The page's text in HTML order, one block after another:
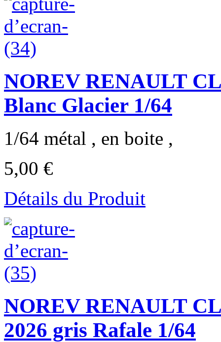
NOREV RENAULT
Blanc Glacier 1/64
1/64 métal , en boite ,
5,00 €
Détails du Produit
NOREV RENAULT
2026 gris Rafale 1/64